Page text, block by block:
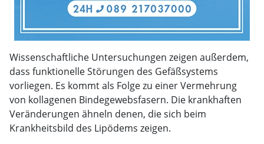
Wissenschaftliche Untersuchungen zeigen außerdem,
dass funktionelle Störungen des Gefäßsystems
vorliegen. Es kommt als Folge zu einer Vermehrung
von kollagenen Bindegewebsfasern. Die krankhaften
Veränderungen ähneln denen, die sich beim
Krankheitsbild des Lipödems zeigen.